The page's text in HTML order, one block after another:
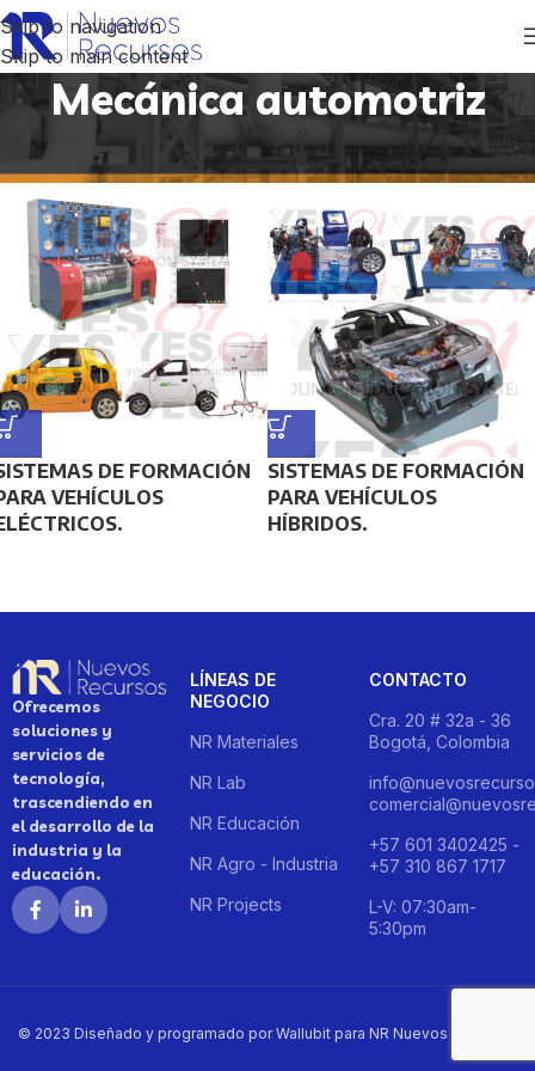
Skip to navigation
Skip to main content
Mecánica automotriz
Inicio Productos etiquetados “Mecánica automotriz”
DE FORMACIÓN
VEHÍCULOS
SISTEMAS DE FORMACIÓN
PARA VEHÍCULOS
HÍBRIDOS.
Ofrecemos
soluciones y
servicios de
tecnología,
trascendiendo en
el desarrollo de la
industria y la
educación.
LÍNEAS DE
NEGOCIO
NR Materiales
NR Lab
NR Educación
NR Agro - Industria
NR Projects
CONTACTO
Cra. 20 # 32a - 36
Bogotá, Colombia
+57 601 3402425 -
+57 310 867 1717
L-V: 07:30am-
5:30pm
© 2023 Diseñado y programado por Wallubit para NR Nuevos Recursos